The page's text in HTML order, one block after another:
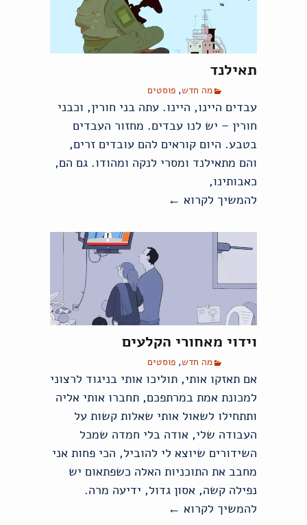
תאילנד
מה חדש, פוסטים
עבדים היינו, היינו. עתה בני חורין, וכבני
חורין – יש לנו עבדים. מחזור העבדים
בטבע. היום קוראים להם עובדים זרים,
והם מתאילנד ומסרי לנקה ומהודו. גם הם,
כאבותינו,
להמשיך לקרוא תאילנד
←
וידוי מאחורי הקלעים
מה חדש, פוסטים
אם תאזקו אותי, תוליכו אותי בניגוד לרצוני
למכונת אמת במרתפכם, תחברו אותי אליה
ותתחילו לשאול אותי שאלות קשות על
העבודה שלי, אודה בלי חמדה שמכל
השידורים שיוצא לי להוביל, הכי פחות אני
מחבב את התוכניות האלה כשפתאום יש
נפילה קשה, אסון גדול, ידיעה מרה.
להמשיך לקרוא וידוי מאחורי הקלעים
←